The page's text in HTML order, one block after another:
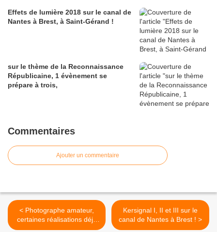
Effets de lumière 2018 sur le canal de
Nantes à Brest, à Saint-Gérand !
sur le thème de la Reconnaissance
Républicaine, 1 évènement se
prépare à trois,
Commentaires
Ajouter un commentaire
< Photographe amateur,
certaines réalisations déjà
sur Google...
Kersignal I, II et III sur le
canal de Nantes à Brest ! >